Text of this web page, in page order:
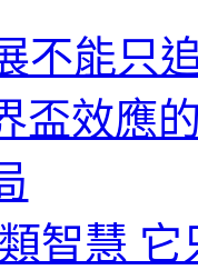
不能只
盃效應
智慧